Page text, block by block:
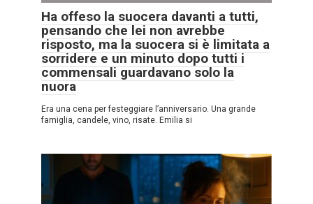
Ha offeso la suocera davanti a tutti,
pensando che lei non avrebbe
risposto, ma la suocera si è limitata a
sorridere e un minuto dopo tutti i
commensali guardavano solo la
nuora
Era una cena per festeggiare l’anniversario. Una grande
famiglia, candele, vino, risate. Emilia si